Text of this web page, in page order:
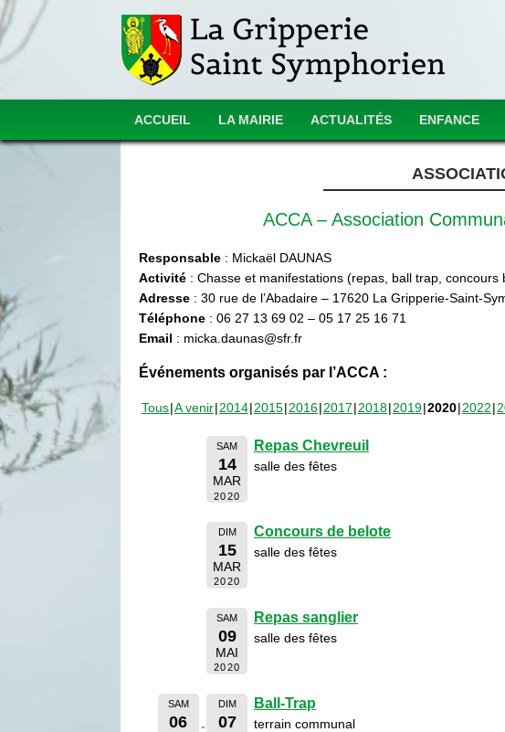
ACCUEIL LA MAIRIE ACTUALITÉS ENFANCE
ACCA – Association
Responsable : Mickaël DAUNAS
Activité : Chasse et manifestations (repas, ball trap, concours
Adresse : 30 rue de l’Abadaire – 17620 La Gripperie-Saint-
Téléphone : 06 27 13 69 02 – 05 17 25 16 71
Email : micka.daunas@sfr.fr
Événements organisés par l’ACCA :
Tous A venir 2014 2015 2016 2017 2018 2019 2020 2022
SAM
14
MAR
2020
Repas Chevreuil
salle des fêtes
DIM
15
MAR
2020
Concours de belote
salle des fêtes
SAM
09
MAI
2020
Repas sanglier
salle des fêtes
SAM
06
DIM
07
Ball-Trap
terrain communal